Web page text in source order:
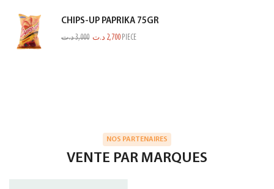
CHIPS-UP PAPRIKA 75GR
3,000د.ت 2,700 د.ت PIECE
NOS PARTENAIRES
VENTE PAR MARQUES